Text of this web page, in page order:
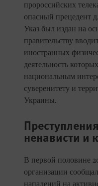
пророссийских
опасный прецедент
Указ был издан на
правительству
иностранных
деятельность
национальным
суверенитету и
Украины.
ненависти и
В первой половине
организации